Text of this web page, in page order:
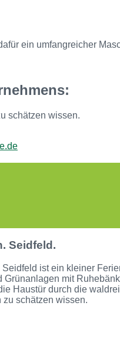
ein umfangreicher
schätzen wissen.
Seidfeld.
ist ein kleiner
Grünanlagen mit
Haustür durch die
schätzen wissen.